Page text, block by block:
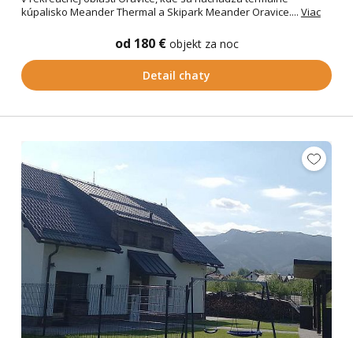
kúpalisko Meander Thermal a Skipark Meander Oravice.... Viac
od 180 € objekt za noc
Detail chaty